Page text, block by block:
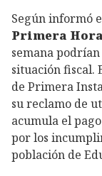
Según informó
Primera Hora
semana
situación fiscal.
de Primera
su reclamo de
acumula el
por los
población de